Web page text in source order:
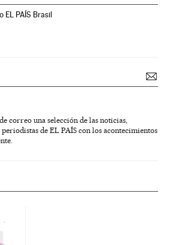
EL PAÍS Brasil
correo una selección de las noticias,
de EL PAÍS con los acontecimientos